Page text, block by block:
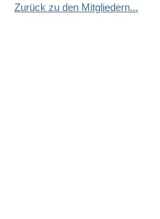
Zurück zu den Mitgliedern...